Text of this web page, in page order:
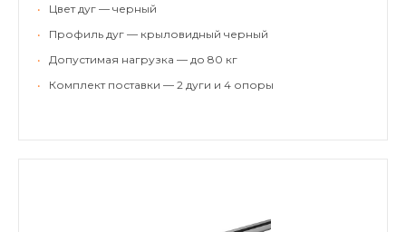
•
Цвет дуг — черный
•
Профиль дуг — крыловидный черный
•
Допустимая нагрузка — до 80 кг
•
Комплект поставки — 2 дуги и 4 опоры